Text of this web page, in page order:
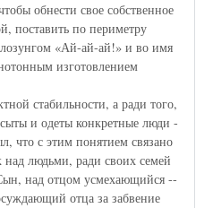
обнести свое собственное
поставить по периметру
«Ай-ай-ай!» и во имя
изготовлением
стабильности, а ради того,
и одеты конкретные люди -
что с этим понятием связано
людьми, ради своих семей
над отцом усмехающийся --
отца за забвение